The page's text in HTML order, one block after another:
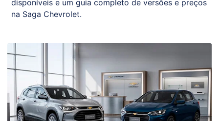
disponíveis e um guia completo de versões e preços
na Saga Chevrolet.